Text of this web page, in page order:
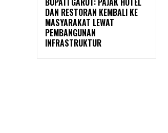
DAN RESTORAN KEMBALI KE
MASYARAKAT LEWAT
PEMBANGUNAN
INFRASTRUKTUR